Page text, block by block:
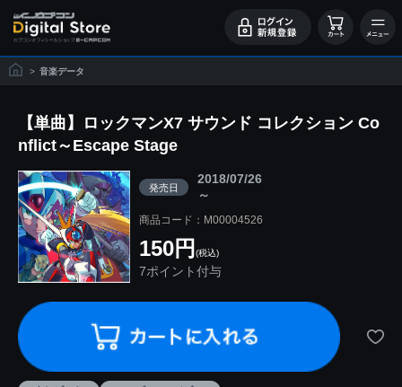
> 音楽データ
【単曲】ロックマンX7 サウンド コレクション Co
nflict～Escape Stage
発売日
2018/07/26
～
商品コード：M00004526
150円 (税込)
7ポイント付与